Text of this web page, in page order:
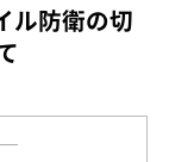
ル防衛の切